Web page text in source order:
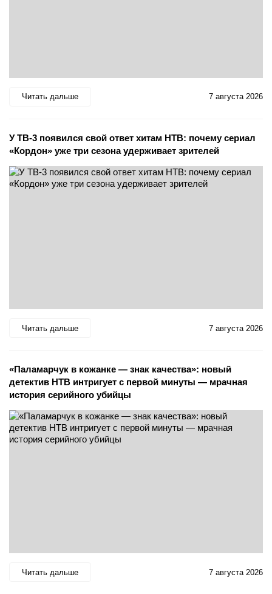
Читать дальше 7 августа 2026
У ТВ-3 появился свой ответ хитам НТВ: почему сериал
«Кордон» уже три сезона удерживает зрителей
Читать дальше 7 августа 2026
«Паламарчук в кожанке — знак качества»: новый
детектив НТВ интригует с первой минуты — мрачная
история серийного убийцы
Читать дальше 7 августа 2026